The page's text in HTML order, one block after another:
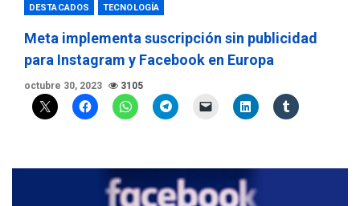
DESTACADOS TECNOLOGÍA
Meta implementa suscripción sin publicidad
para Instagram y Facebook en Europa
octubre 30, 2023 3105